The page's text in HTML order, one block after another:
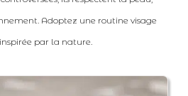
Adoptez une routine visage
par la nature.